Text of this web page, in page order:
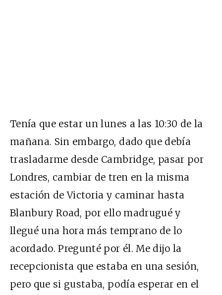
Tenía que estar un lunes a las 10:30 de la
mañana. Sin embargo, dado que debía
trasladarme desde Cambridge, pasar por
Londres, cambiar de tren en la misma
estación de Victoria y caminar hasta
Blanbury Road, por ello madrugué y
llegué una hora más temprano de lo
acordado. Pregunté por él. Me dijo la
recepcionista que estaba en una sesión,
pero que si gustaba, podía esperar en el